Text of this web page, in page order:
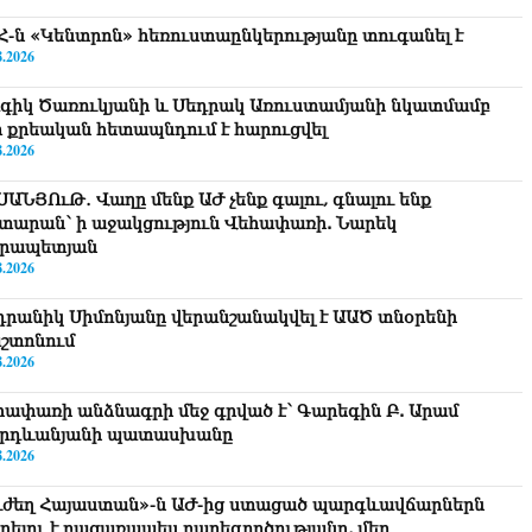
ն «Կենտրոն» հեռուստաընկերությանը տուգանել է
Ծառուկյանի և Սեդրակ Առուստամյանի նկատմամբ
քրեական հետապնդում է հարուցվել
Վաղը մենք ԱԺ չենք գալու, գնալու ենք
ի աջակցություն Վեհափառի. Նարեկ
Սիմոնյանը վերանշանակվել է ԱԱԾ տնօրենի
անձնագրի մեջ գրված է՝ Գարեգին Բ. Արամ
պատասխանը
Հայաստան»-ն ԱԺ-ից ստացած պարգևավճարներն